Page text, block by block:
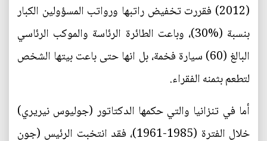
(2012) فقررت تخفيض راتبها ورواتب المسؤولين الكبار
بنسبة (%30)، وباعت الطائرة الرئاسة والموكب الرئاسي
البالغ (60) سيارة فخمة، بل انها حتى باعت بيتها الشخص
لتطعم بثمنه الفقراء.
أما في تنزانيا والتي حكمها الدكتاتور (جوليوس نيريري)
خلال الفترة (1985-1961)، فقد انتخبت الرئيس (جون